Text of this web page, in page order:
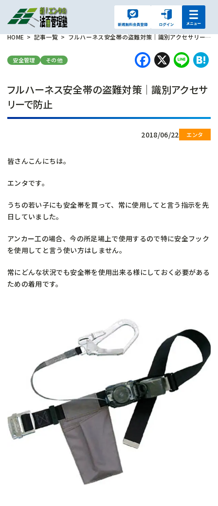
HOME 記事一覧 フルハーネス安全帯の盗難対策｜識別アクセサリーで防止
安全管理 その他 X
フルハーネス安全帯の盗難対策｜識別アクセサ
リーで防止
2018/06/22
皆さんこんにちは。
エンタです。
うちの若い子にも安全帯を買って、常に使用してと言う指示を先
日していました。
アンカー工の場合、今の所足場上で使用するので特に安全フック
を使用してと言う使い方はしません。
常にどんな状況でも安全帯を使用出来る様にしておく必要がある
ための着用です。